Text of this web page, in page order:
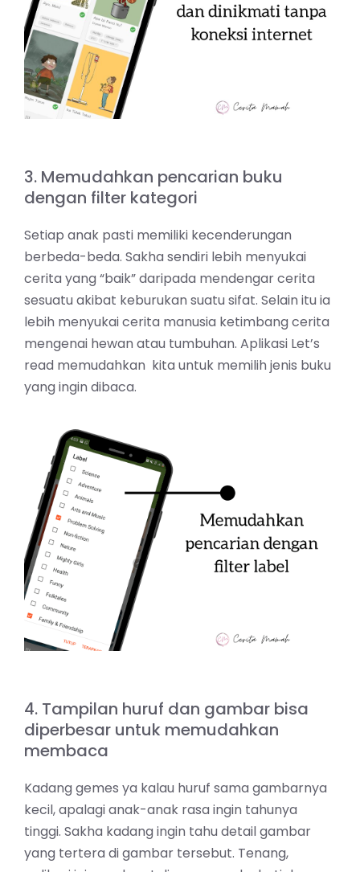
3. Memudahkan pencarian buku
dengan filter kategori
Setiap anak pasti memiliki kecenderungan
berbeda-beda. Sakha sendiri lebih menyukai
cerita yang “baik” daripada mendengar cerita
sesuatu akibat keburukan suatu sifat. Selain itu ia
lebih menyukai cerita manusia ketimbang cerita
mengenai hewan atau tumbuhan. Aplikasi Let’s
read memudahkan kita untuk memilih jenis buku
yang ingin dibaca.
4. Tampilan huruf dan gambar bisa
diperbesar untuk memudahkan
membaca
Kadang gemes ya kalau huruf sama gambarnya
kecil, apalagi anak-anak rasa ingin tahunya
tinggi. Sakha kadang ingin tahu detail gambar
yang tertera di gambar tersebut. Tenang,